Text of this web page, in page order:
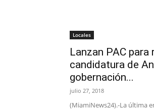
Locales
Lanzan PAC para
candidatura de
gobernación...
julio 27, 2018
(MiamiNews24).-La última